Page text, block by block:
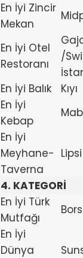
En İyi Zincir
Mekan
En İyi Otel
Restoranı
/
En İyi Balık
Kıyı
En İyi
Kebap
En İyi
Meyhane-
Taverna
Lipsi
4. KATEGORİ
En İyi Türk
Mutfağı
En İyi
Dünya